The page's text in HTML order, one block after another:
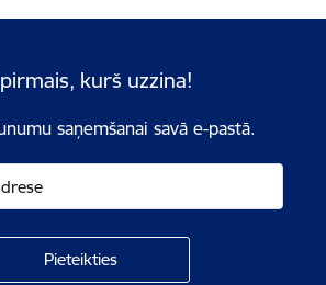
kurš uzzina!
saņemšanai savā e-pastā.